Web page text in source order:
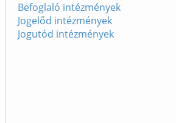
Befoglaló intézmények
Jogelőd intézmények
Jogutód intézmények